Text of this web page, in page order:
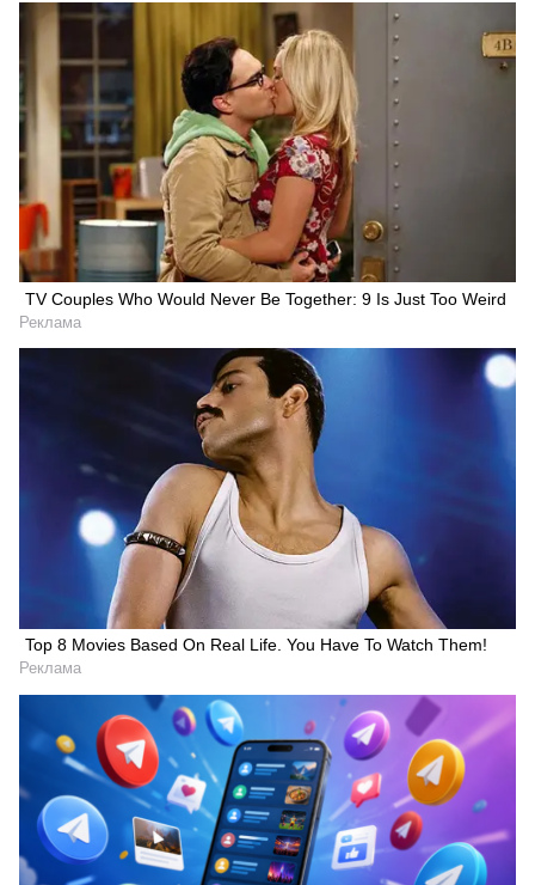
TV Couples Who Would Never Be Together: 9 Is Just Too Weird
Реклама
Top 8 Movies Based On Real Life. You Have To Watch Them!
Реклама